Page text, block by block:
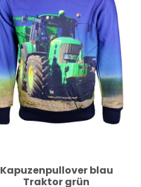
Kapuzenpullover blau
Traktor grün